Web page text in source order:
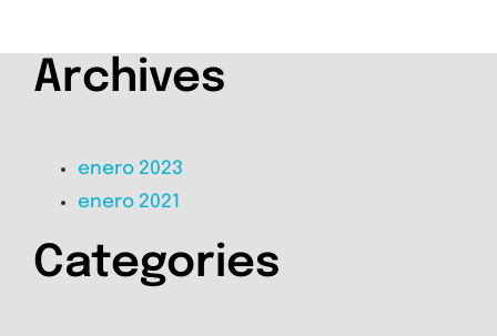
Archives
enero 2023
enero 2021
Categories